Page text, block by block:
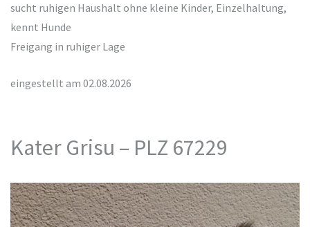
sucht ruhigen Haushalt ohne kleine Kinder, Einzelhaltung,
kennt Hunde
Freigang in ruhiger Lage
eingestellt am 02.08.2026
Kater Grisu – PLZ 67229